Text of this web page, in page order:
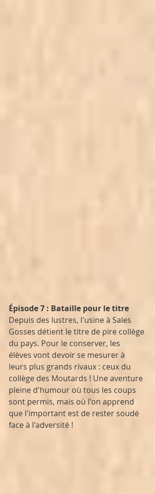
Épisode 7 : Bataille pour le titre
Depuis des lustres, l'usine à Sales
Gosses détient le titre de pire collège
du pays. Pour le conserver, les
élèves vont devoir se mesurer à
leurs plus grands rivaux : ceux du
collège des Moutards ! Une aventure
pleine d'humour où tous les coups
sont permis, mais où l'on apprend
que l'important est de rester soudé
face à l'adversité !